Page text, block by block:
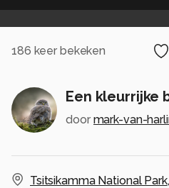
186 keer bekeken
Een kleurrijke
door
Tsitsikamma National Park,